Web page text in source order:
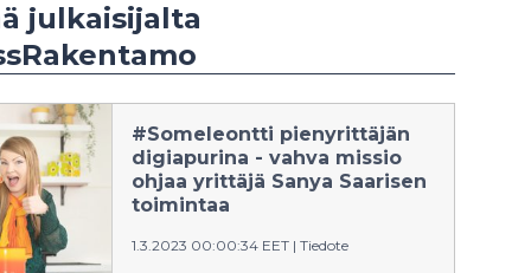
julkaisijalta
#Someleontti pienyrittäjän
digiapurina - vahva missio
ohjaa yrittäjä Sanya Saarisen
toimintaa
1.3.2023 00:00:34 EET | Tiedote